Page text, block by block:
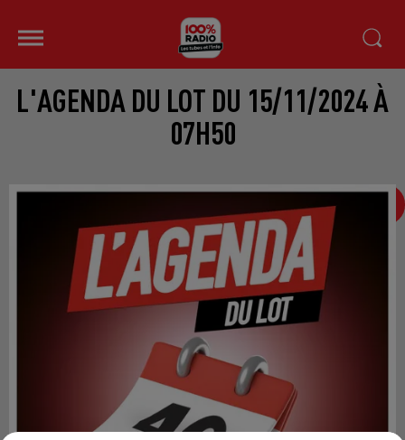
L'AGENDA DU LOT DU 15/11/2024 À
07H50